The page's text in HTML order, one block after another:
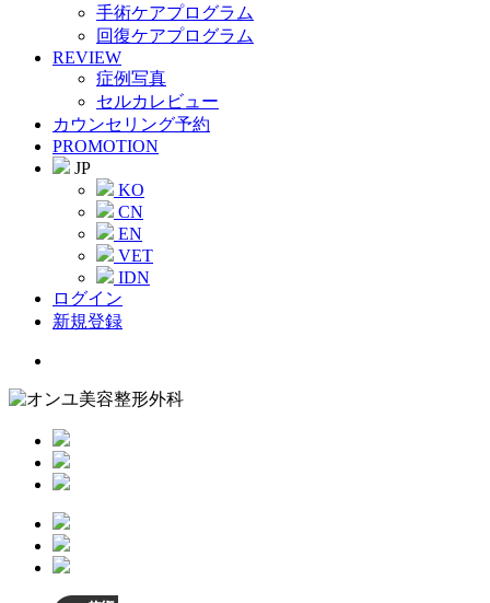
手術ケアプログラム
回復ケアプログラム
REVIEW
症例写真
セルカレビュー
カウンセリング予約
PROMOTION
JP
KO
CN
EN
VET
IDN
ログイン
新規登録